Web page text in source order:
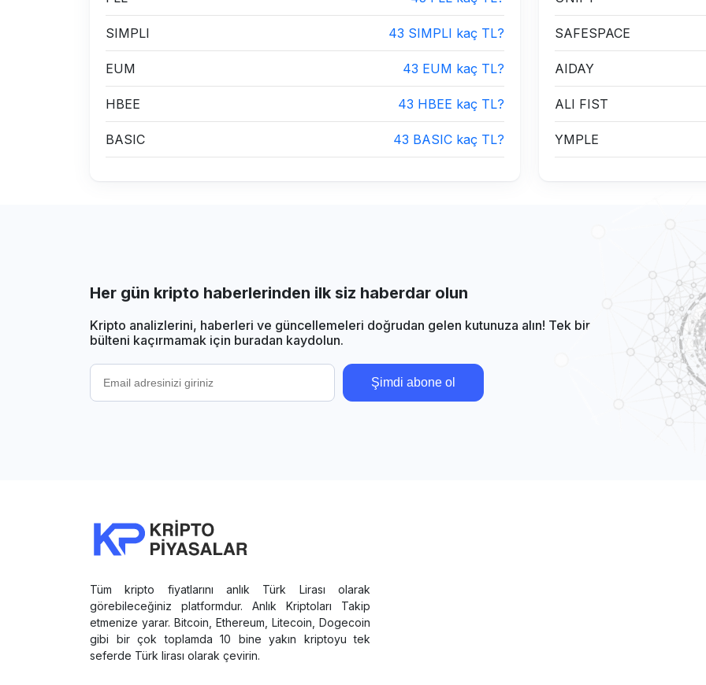
SIMPLI 43 SIMPLI kaç TL?
EUM 43 EUM kaç TL?
HBEE 43 HBEE kaç TL?
BASIC 43 BASIC kaç TL?
SAFESPACE
AIDAY
ALI FIST
YMPLE
Her gün kripto haberlerinden ilk siz haberdar olun
Kripto analizlerini, haberleri ve güncellemeleri doğrudan gelen kutunuza alın! Tek bir
bülteni kaçırmamak için buradan kaydolun.
Şimdi abone ol
Tüm kripto fiyatlarını anlık Türk Lirası olarak
görebileceğiniz platformdur. Anlık Kriptoları Takip
etmenize yarar. Bitcoin, Ethereum, Litecoin, Dogecoin
gibi bir çok toplamda 10 bine yakın kriptoyu tek
seferde Türk lirası olarak çevirin.